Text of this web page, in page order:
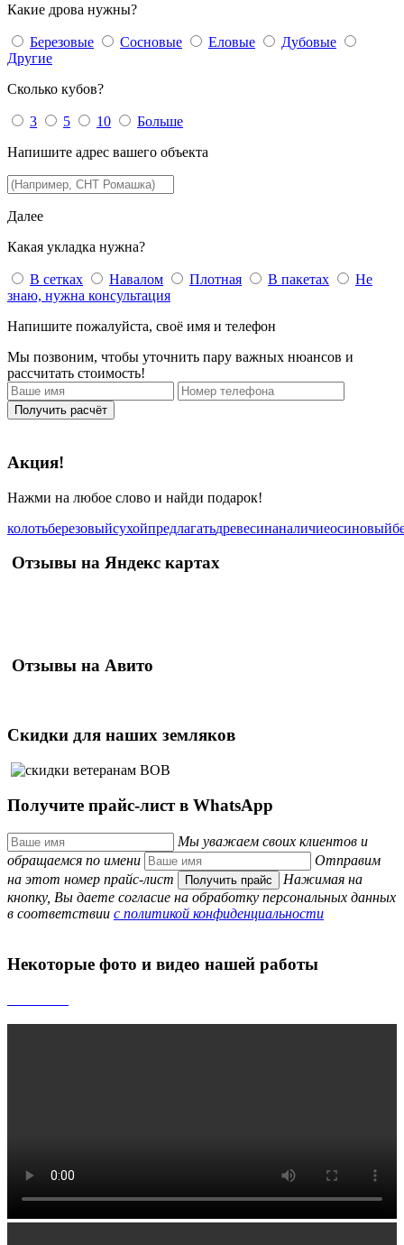
Какие дрова нужны?
Березовые Сосновые Еловые
Дубовые
Другие
Сколько кубов?
3 5 10
Больше
Напишите адрес вашего объекта
Далее
Какая укладка нужна?
В сетках Навалом Плотная В пакетах
Не
знаю, нужна консультация
Напишите пожалуйста, своё имя и телефон
Мы позвоним, чтобы уточнить пару важных нюансов и
рассчитать стоимость!
Получить расчёт
Акция!
Нажми на любое слово и найди подарок!
колотьберезовыйсухойпредлагатьдревесинаналичиеосиновый
Отзывы на Яндекс картах
Отзывы на Авито
Скидки для наших земляков
Получите прайс-листв WhatsApp
Мы уважаем своих клиентов и
обращаемся по имени
Отправим
на этот номер прайс-лист
Получить прайс
Нажимая на
кнопку, Вы даете согласие на обработку персональных данных
в соответствии с политикой конфиденциальности
Некоторые фото и видео нашей работы